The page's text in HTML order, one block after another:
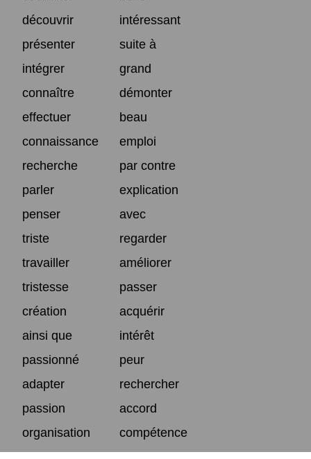
découvrir
intéressant
présenter
suite à
intégrer
grand
connaître
démonter
effectuer
beau
connaissance
emploi
recherche
par contre
parler
explication
penser
avec
triste
regarder
travailler
améliorer
tristesse
passer
création
acquérir
ainsi que
intérêt
passionné
peur
adapter
rechercher
passion
accord
organisation
compétence